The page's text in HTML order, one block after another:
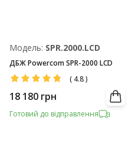
Модель: SPR.2000.LCD
ДБЖ Powercom SPR-2000 LCD
( 4.8)
18 180 грн
Готовий до відправлення